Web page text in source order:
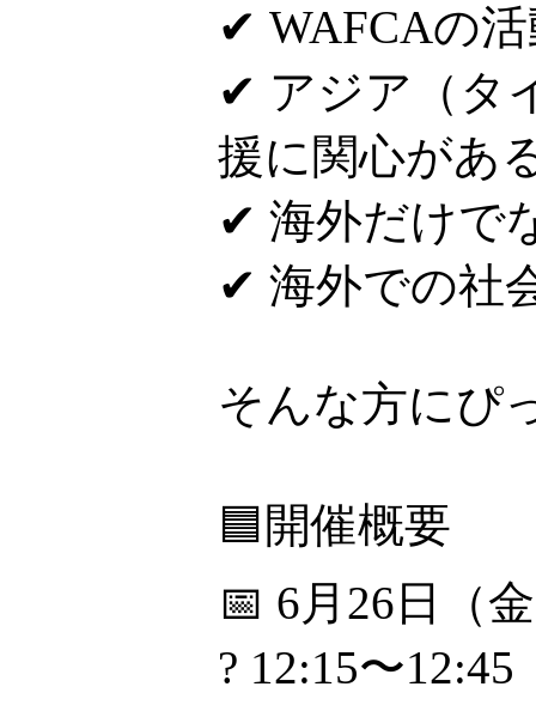
✔ WAFCAの
✔ アジア（タ
援に関心があ
✔ 海外だけで
✔ 海外での社
そんな方にぴ
🟦開催概要
📅 6月26日（
? 12:15〜12:45